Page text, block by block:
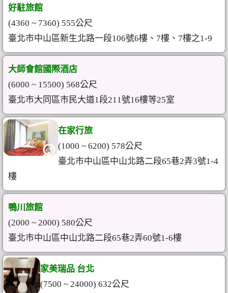
好駐旅館
(4360 ~ 7360) 555公尺
臺北市中山區新生北路一段106號6樓、7樓、7樓之1-9
大師會館國際酒店
(6000 ~ 15500) 568公尺
臺北市大同區市民大道1段211號16樓等25室
在家行旅
(1000 ~ 6200) 578公尺
臺北市中山區中山北路二段65巷2弄3號1-4
樓
鴨川旅館
(2000 ~ 2000) 580公尺
臺北市中山區中山北路二段65巷2弄60號1-6樓
家美瑞品 台北
(7500 ~ 24000) 632公尺